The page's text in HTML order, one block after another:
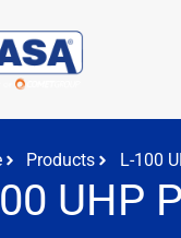
Products L-100
UHP